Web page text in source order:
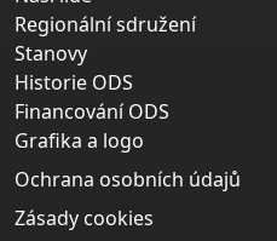
Regionální sdružení
Stanovy
Historie ODS
Financování ODS
Grafika a logo
Ochrana osobních údajů
Zásady cookies